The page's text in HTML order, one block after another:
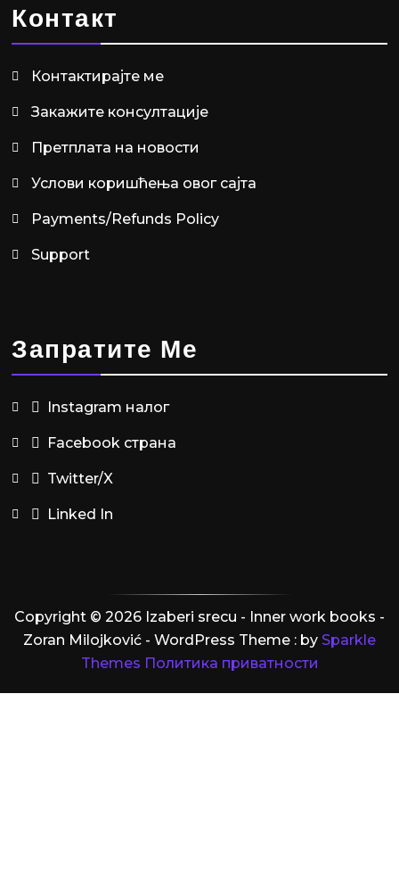
Контакт
Контактирајте ме
Закажите консултације
Претплата на новости
Услови коришћења овог сајта
Payments/Refunds Policy
Support
Запратите Ме
Instagram налог
Facebook страна
Twitter/X
Linked In
Copyright © 2026 Izaberi srecu - Inner work books -
Zoran Milojković - WordPress Theme : by Sparkle
Themes Политика приватности